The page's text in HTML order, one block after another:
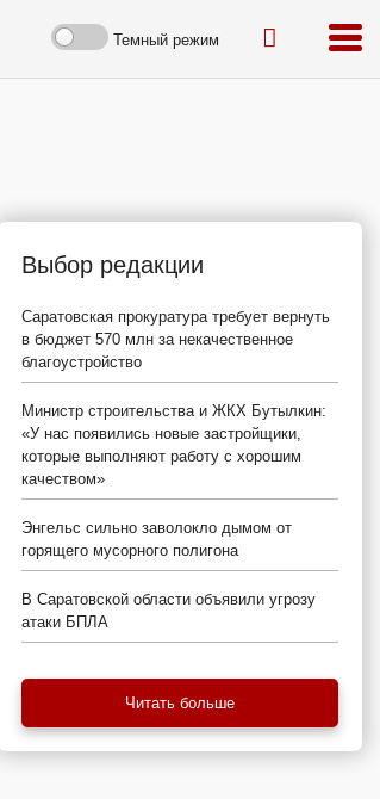
Темный режим
Выбор редакции
Саратовская прокуратура требует вернуть
в бюджет 570 млн за некачественное
благоустройство
Министр строительства и ЖКХ Бутылкин:
«У нас появились новые застройщики,
которые выполняют работу с хорошим
качеством»
Энгельс сильно заволокло дымом от
горящего мусорного полигона
В Саратовской области объявили угрозу
атаки БПЛА
Читать больше